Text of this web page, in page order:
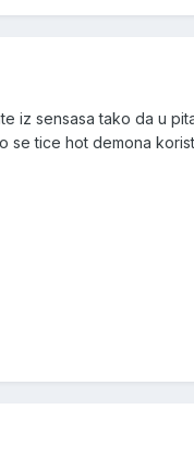
iz sensasa tako da u
tice hot demona